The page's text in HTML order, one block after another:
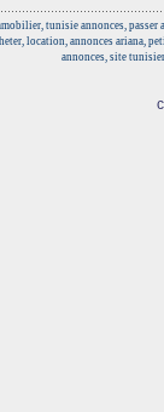
tunisie annonces, passer
location, annonces ariana,
annonces, site